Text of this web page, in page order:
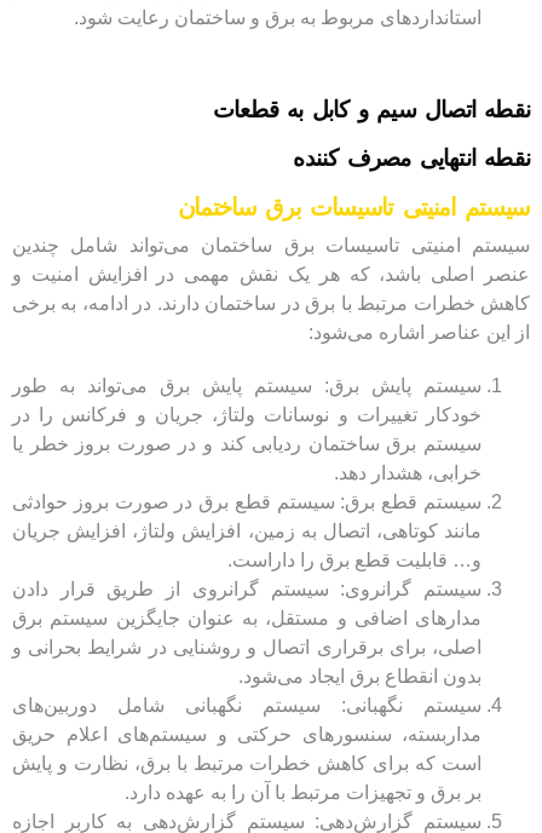
استانداردهای مربوط به برق و ساختمان رعایت شود.
نقطه اتصال سیم و کابل به قطعات
نقطه انتهایی مصرف کننده
سیستم امنیتی تاسیسات برق ساختمان
سیستم امنیتی تاسیسات برق ساختمان می‌تواند شامل چندین
عنصر اصلی باشد، که هر یک نقش مهمی در افزایش امنیت و
کاهش خطرات مرتبط با برق در ساختمان دارند. در ادامه، به برخی
از این عناصر اشاره می‌شود:
سیستم پایش برق: سیستم پایش برق می‌تواند به طور
خودکار تغییرات و نوسانات ولتاژ، جریان و فرکانس را در
سیستم برق ساختمان ردیابی کند و در صورت بروز خطر یا
خرابی، هشدار دهد.
سیستم قطع برق: سیستم قطع برق در صورت بروز حوادثی
مانند کوتاهی، اتصال به زمین، افزایش ولتاژ، افزایش جریان
و… قابلیت قطع برق را داراست.
سیستم گرانروی: سیستم گرانروی از طریق قرار دادن
مدارهای اضافی و مستقل، به عنوان جایگزین سیستم برق
اصلی، برای برقراری اتصال و روشنایی در شرایط بحرانی و
بدون انقطاع برق ایجاد می‌شود.
سیستم نگهبانی: سیستم نگهبانی شامل دوربین‌های
مداربسته، سنسورهای حرکتی و سیستم‌های اعلام حریق
است که برای کاهش خطرات مرتبط با برق، نظارت و پایش
بر برق و تجهیزات مرتبط با آن را به عهده دارد.
سیستم گزارش‌دهی: سیستم گزارش‌دهی به کاربر اجازه